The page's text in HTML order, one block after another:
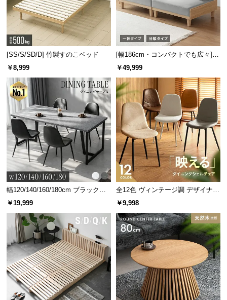
[SS/S/SD/D] 竹製すのこベッド
￥8,999
[幅186cm・コンパクトでも広々] 3
人掛けソファベッド リクライニン
￥49,999
幅120/140/160/180cm ブラックフ
レーム ダイニング 大理石調 4人掛
￥19,999
全12色 ヴィンテージ調 デザイナー
ズシェルチェア
￥9,998